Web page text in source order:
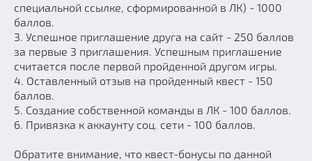
Как подсчитываются рейтинги
Призы
Новости
Добавить квест
Партнерам
специальной ссылке, сформированной в ЛК) - 1000
баллов.
3. Успешное приглашение друга на сайт - 250 баллов
за первые 3 приглашения. Успешным приглашение
считается после первой пройденной другом игры.
4. Оставленный отзыв на пройденный квест - 150
баллов.
5. Создание собственной команды в ЛК - 100 баллов.
6. Привязка к аккаунту соц. сети - 100 баллов.
Обратите внимание, что квест-бонусы по данной